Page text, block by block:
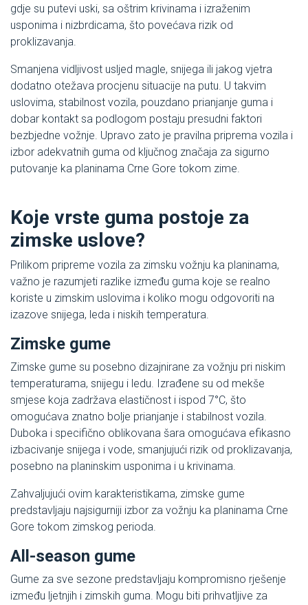
gdje su putevi uski, sa oštrim krivinama i izraženim
usponima i nizbrdicama, što povećava rizik od
proklizavanja.
Smanjena vidljivost usljed magle, snijega ili jakog vjetra
dodatno otežava procjenu situacije na putu. U takvim
uslovima, stabilnost vozila, pouzdano prianjanje guma i
dobar kontakt sa podlogom postaju presudni faktori
bezbjedne vožnje. Upravo zato je pravilna priprema vozila i
izbor adekvatnih guma od ključnog značaja za sigurno
putovanje ka planinama Crne Gore tokom zime.
Koje vrste guma postoje za
zimske uslove?
Prilikom pripreme vozila za zimsku vožnju ka planinama,
važno je razumjeti razlike između guma koje se realno
koriste u zimskim uslovima i koliko mogu odgovoriti na
izazove snijega, leda i niskih temperatura.
Zimske gume
Zimske gume su posebno dizajnirane za vožnju pri niskim
temperaturama, snijegu i ledu. Izrađene su od mekše
smjese koja zadržava elastičnost i ispod 7°C, što
omogućava znatno bolje prianjanje i stabilnost vozila.
Duboka i specifično oblikovana šara omogućava efikasno
izbacivanje snijega i vode, smanjujući rizik od proklizavanja,
posebno na planinskim usponima i u krivinama.
Zahvaljujući ovim karakteristikama, zimske gume
predstavljaju najsigurniji izbor za vožnju ka planinama Crne
Gore tokom zimskog perioda.
All-season gume
Gume za sve sezone predstavljaju kompromisno rješenje
između ljetnjih i zimskih guma. Mogu biti prihvatljive za